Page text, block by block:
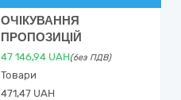
ОЧІКУВАННЯ
ПРОПОЗИЦІЙ
47 146,94 UAH(без ПДВ)
Товари
471,47 UAH